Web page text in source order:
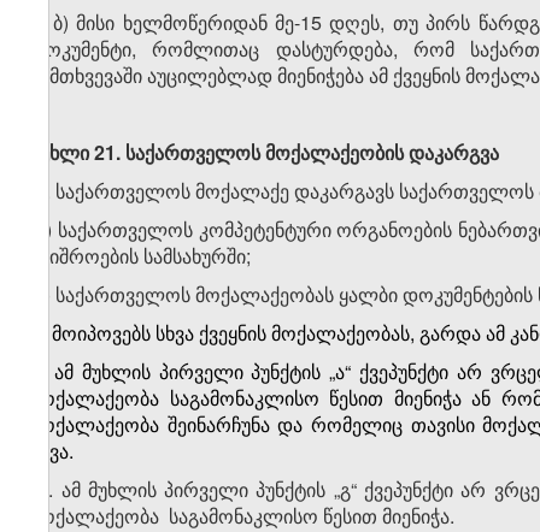
ბ) მისი ხელმოწერიდან მე-15 დღეს, თუ პირს
დოკუმენტი, რომლითაც დასტურდება, რომ
შემთხვევაში აუცილებლად მიენიჭება ამ ქვეყნის
მუხლი 21. საქართველოს მოქალაქეობის დაკარგვა
1. საქართველოს მოქალაქე დაკარგავს
ა) საქართველოს კომპეტენტური ორგანოების
უშიშროების სამსახურში;
ბ) საქართველოს მოქალაქეობას ყალბი
გ) მოიპოვებს სხვა ქვეყნის მოქალაქეობას, გარდა ამ
2. ამ მუხლის პირველი პუნქტის „ა“ ქვეპუნქტი არ
მოქალაქეობა საგამონაკლისო წესით მიენიჭა ან
მოქალაქეობა შეინარჩუნა და რომელიც თავისი
შევა.
3. ამ მუხლის პირველი პუნქტის „გ“ ქვეპუნქტი არ
მოქალაქეობა საგამონაკლისო წესით მიენიჭა.